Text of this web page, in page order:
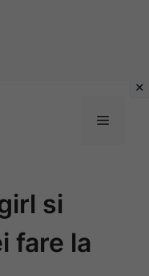
Menu
si
fare la